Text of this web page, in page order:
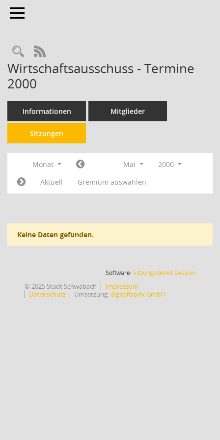
Toggle navigation
RSS-Feed
Wirtschaftsausschuss - Termine
2000
Informationen Mitglieder
Sitzungen
Monat Mai
2000
Aktuell
Gremium auswählen
Keine Daten gefunden.
Software:SitzungsdienstSession(Wird in
© 2025 Stadt Schwabach
Impressum
Datenschutz
Umsetzung:digitalfabrix GmbH